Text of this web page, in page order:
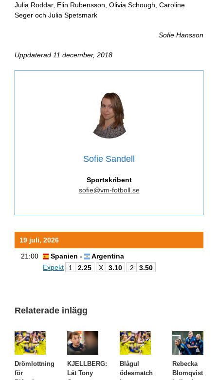
Julia Roddar, Elin Rubensson, Olivia Schough, Caroline
Seger och Julia Spetsmark
Sofie Hansson
Uppdaterad 11 december, 2018
Sofie Sandell
Sportskribent
sofie@vm-fotboll.se
19 juli, 2026
21:00 Spanien -
Argentina
Expekt
1 2.25 X 3.10 2 3.50
Relaterade inlägg
Drömlottning
för
KJELLBERG:
Låt Tony
Blågul
ödesmatch
Rebecka
Blomqvist